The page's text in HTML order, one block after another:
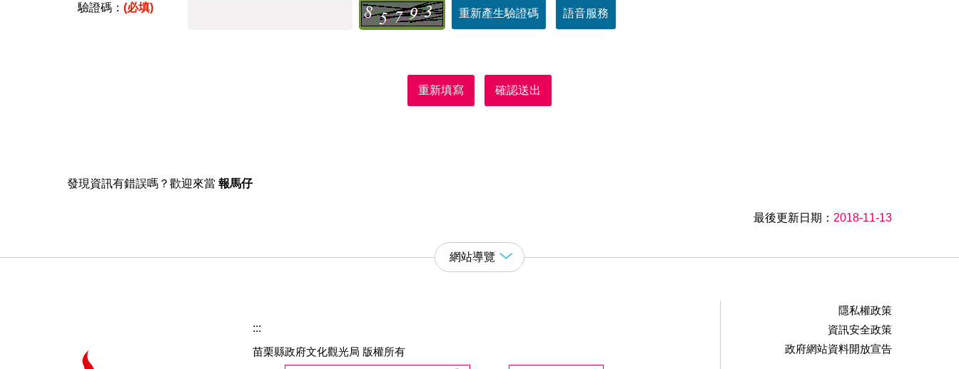
驗證碼：(必填) 重新產生驗證碼 語音服務
重新填寫 確認送出
發現資訊有錯誤嗎？歡迎來當報馬仔
最後更新日期： 2018-11-13
網站導覽
:::
苗栗縣政府文化觀光局 版權所有
隱私權政策
資訊安全政策
政府網站資料開放宣告